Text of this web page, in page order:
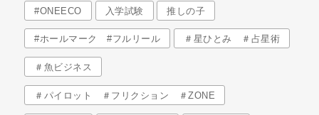
#ONEECO 入学試験 推しの子
#ホールマーク #フルリール ＃星ひとみ ＃占星術
＃魚ビジネス
＃パイロット ＃フリクション ＃ZONE